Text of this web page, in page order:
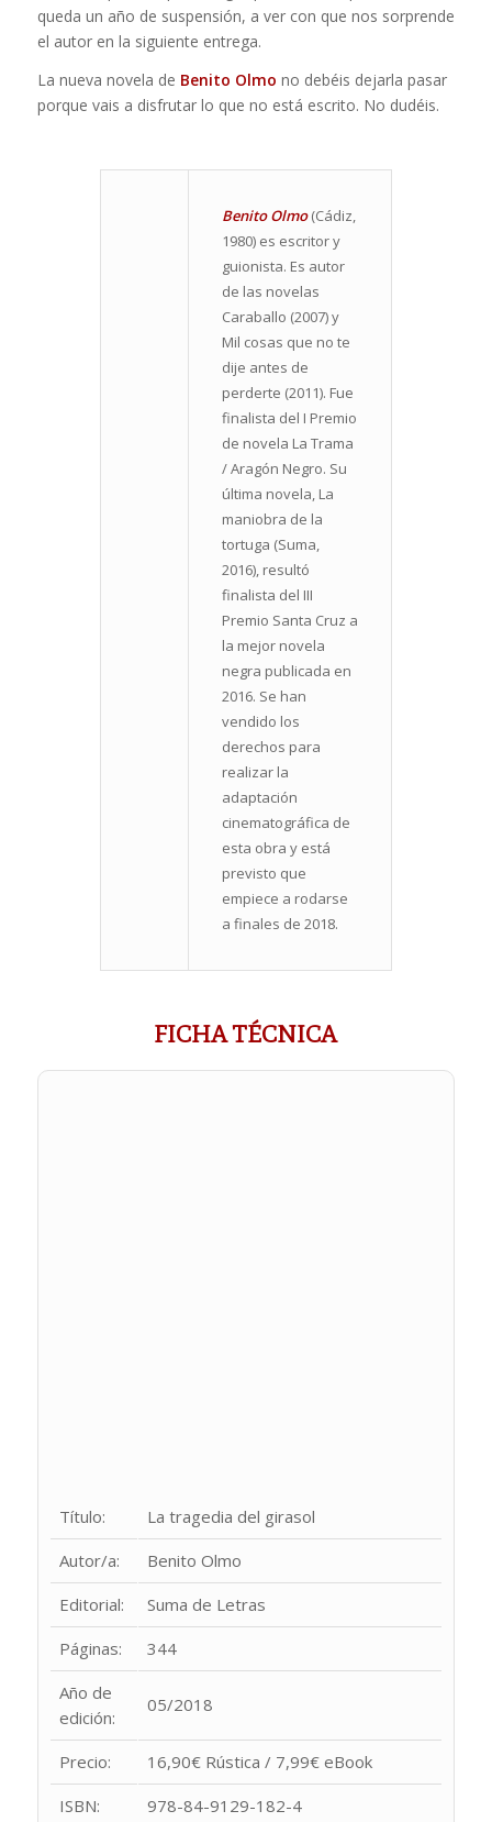
queda un año de suspensión, a ver con que nos sorprende
el autor en la siguiente entrega.
La nueva novela de Benito Olmo no debéis dejarla pasar
porque vais a disfrutar lo que no está escrito. No dudéis.
Benito Olmo(Cádiz,
1980) es escritor y
guionista. Es autor
de las novelas
Caraballo (2007) y
Mil cosas que no te
dije antes de
perderte (2011). Fue
finalista del I Premio
de novela La Trama
/ Aragón Negro. Su
última novela, La
maniobra de la
tortuga (Suma,
2016), resultó
finalista del III
Premio Santa Cruz a
la mejor novela
negra publicada en
2016. Se han
vendido los
derechos para
realizar la
adaptación
cinematográfica de
esta obra y está
previsto que
empiece a rodarse
a finales de 2018.
FICHA TÉCNICA
Título:
La tragedia del girasol
Autor/a:
Benito Olmo
Editorial:
Suma de Letras
Páginas:
344
Año de
edición:
05/2018
Precio:
16,90€ Rústica / 7,99€ eBook
ISBN:
978-84-9129-182-4